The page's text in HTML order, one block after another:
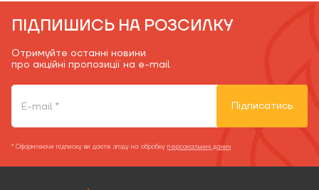
ПІДПИШИСЬ НА РОЗСИЛКУ
Отримуйте останні новини
про акційні пропозиції на e-mail
Підписатись
* Оформляючи підписку ви даєте згоду на обробку персональних даних